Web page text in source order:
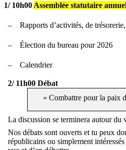
1/ 10h00 Assemblée statutaire
– Rapports d’activités, de
– Élection du bureau pour 2026
– Calendrier
2/ 11h00 Débat
« Combattre pour la paix
La discussion se terminera autour du
Nos débats sont ouverts et tu peux
républicains ou simplement